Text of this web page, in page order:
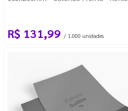
R$ 131,99 / 1.000 unidades